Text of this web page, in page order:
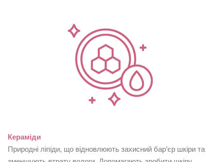
Кераміди
Природні ліпіди, що відновлюють захисний бар’єр шкіри та